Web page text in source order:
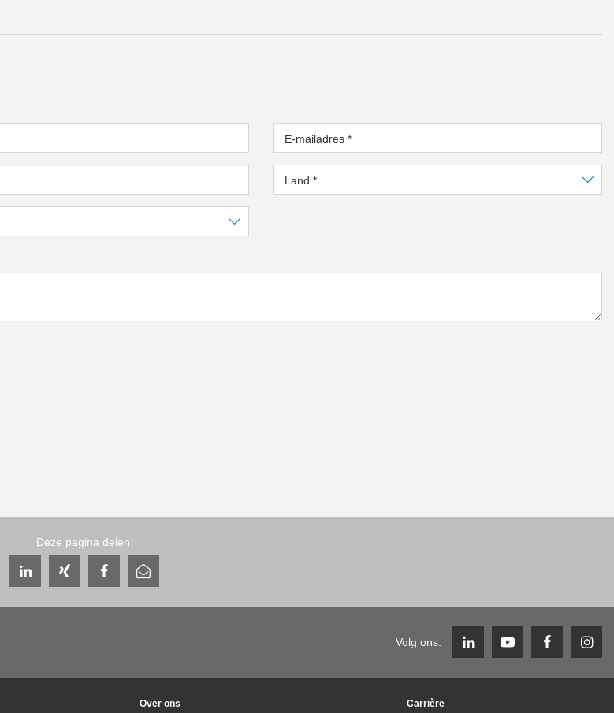
E-mailadres *
Land *
Deze pagina delen:
Volg ons:
Over ons Carrière